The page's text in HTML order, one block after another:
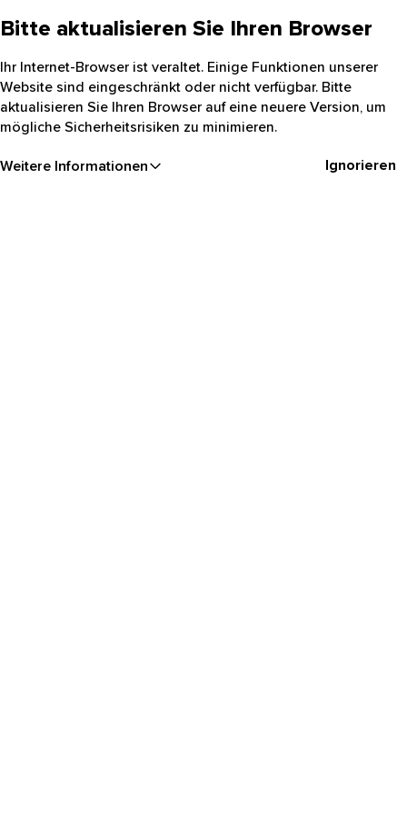
Bitte aktualisieren Sie Ihren Browser
Ihr Internet-Browser ist veraltet. Einige Funktionen unserer
Website sind eingeschränkt oder nicht verfügbar. Bitte
aktualisieren Sie Ihren Browser auf eine neuere Version, um
mögliche Sicherheitsrisiken zu minimieren.
Weitere Informationen Ignorieren